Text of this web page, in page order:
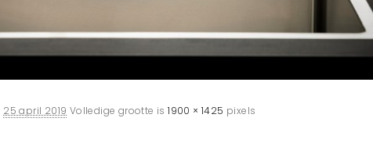
25 april 2019 Volledige grootte is1900 × 1425 pixels